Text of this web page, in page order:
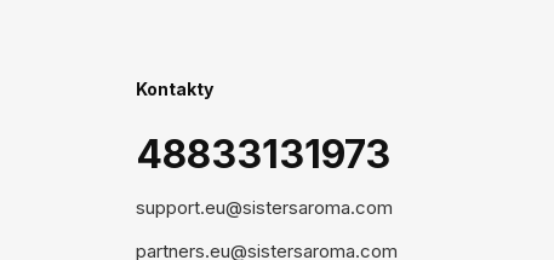
Kontakty
48833131973
support.eu@sistersaroma.com
partners.eu@sistersaroma.com